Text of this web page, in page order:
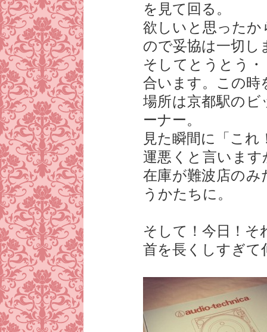
を見て回る。
欲しいと思った
ので妥協は一切し
そしてとうとう
合います。この時
場所は京都駅の
ーナー。
見た瞬間に「これ
運悪くと言いま
在庫が難波店の
うかたちに。
そして！今日！そ
首を長くしすぎて